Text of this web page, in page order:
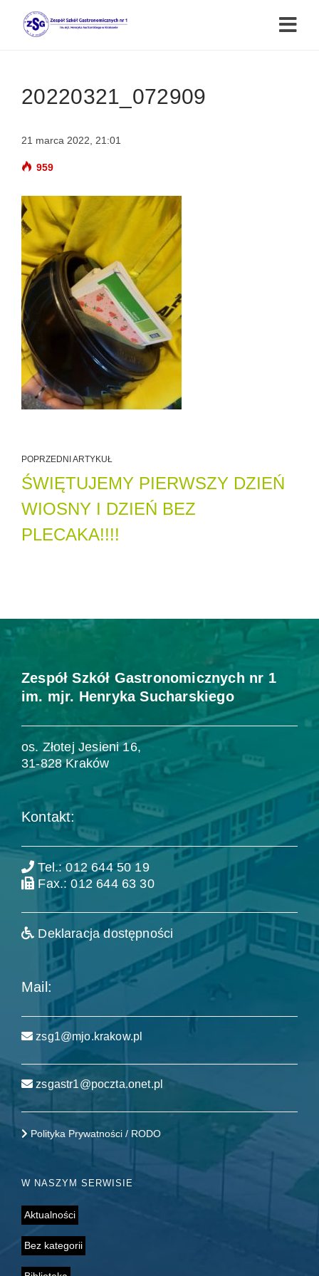
20220321_072909
21 marca 2022, 21:01
959
POPRZEDNI ARTYKUŁ
ŚWIĘTUJEMY PIERWSZY DZIEŃ
WIOSNY I DZIEŃ BEZ
PLECAKA!!!!
Zespół Szkół Gastronomicznych nr 1
im. mjr. Henryka Sucharskiego
os. Złotej Jesieni 16,
31-828 Kraków
Kontakt:
Tel.: 012 644 50 19
Fax.: 012 644 63 30
Deklaracja dostępności
Mail:
zsg1@mjo.krakow.pl
zsgastr1@poczta.onet.pl
Polityka Prywatności / RODO
W NASZYM SERWISIE
Aktualności
Bez kategorii